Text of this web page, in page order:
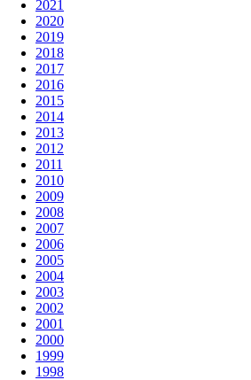
2021
2020
2019
2018
2017
2016
2015
2014
2013
2012
2011
2010
2009
2008
2007
2006
2005
2004
2003
2002
2001
2000
1999
1998